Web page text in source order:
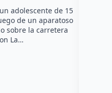
adolescente de 15
de un aparatoso
sobre la carretera
La…